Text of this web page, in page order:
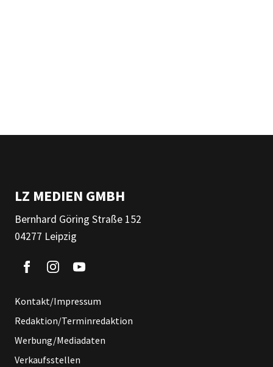
LZ MEDIEN GMBH
Bernhard Göring Straße 152
04277 Leipzig
Kontakt/Impressum
Redaktion/Terminredaktion
Werbung/Mediadaten
Verkaufsstellen